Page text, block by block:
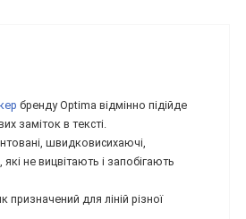
бренду Optima відмінно підійде
заміток в тексті.
швидковисихаючі,
які не вицвітають і запобігають
для ліній різної